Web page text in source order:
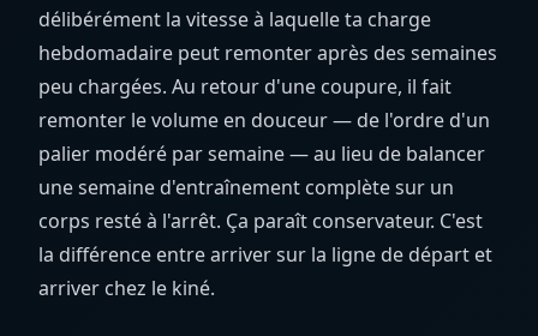
délibérément la vitesse à laquelle ta charge
hebdomadaire peut remonter après des semaines
peu chargées. Au retour d'une coupure, il fait
remonter le volume en douceur — de l'ordre d'un
palier modéré par semaine — au lieu de balancer
une semaine d'entraînement complète sur un
corps resté à l'arrêt. Ça paraît conservateur. C'est
la différence entre arriver sur la ligne de départ et
arriver chez le kiné.